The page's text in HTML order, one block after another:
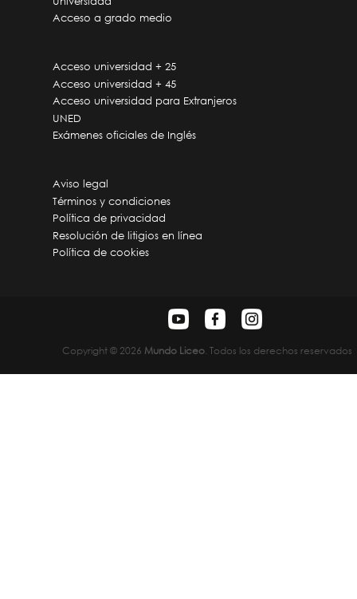
Acceso a grado medio
Acceso universidad + 25
Acceso universidad + 45
Acceso universidad para Extranjeros
UNED
Exámenes oficiales de Inglés
Aviso legal
Términos y condiciones
Política de privacidad
Resolución de litigios en línea
Política de cookies
Copyright © 2026 Mundo Liceo. Todos los derechos reservados